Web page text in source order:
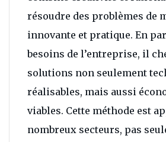
résoudre des problèmes de
innovante et pratique. En
besoins de l’entreprise, il
solutions non seulement
réalisables, mais aussi
viables. Cette méthode est
nombreux secteurs, pas